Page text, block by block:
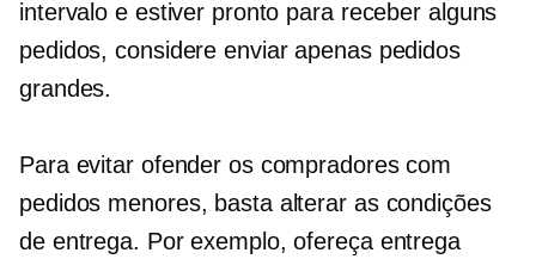
intervalo e estiver pronto para receber alguns
pedidos, considere enviar apenas pedidos
grandes.
Para evitar ofender os compradores com
pedidos menores, basta alterar as condições
de entrega. Por exemplo, ofereça entrega